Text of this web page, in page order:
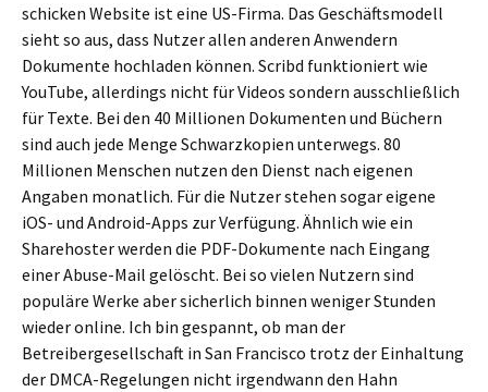
schicken Website ist eine US-Firma. Das Geschäftsmodell
sieht so aus, dass Nutzer allen anderen Anwendern
Dokumente hochladen können. Scribd funktioniert wie
YouTube, allerdings nicht für Videos sondern ausschließlich
für Texte. Bei den 40 Millionen Dokumenten und Büchern
sind auch jede Menge Schwarzkopien unterwegs. 80
Millionen Menschen nutzen den Dienst nach eigenen
Angaben monatlich. Für die Nutzer stehen sogar eigene
iOS- und Android-Apps zur Verfügung. Ähnlich wie ein
Sharehoster werden die PDF-Dokumente nach Eingang
einer Abuse-Mail gelöscht. Bei so vielen Nutzern sind
populäre Werke aber sicherlich binnen weniger Stunden
wieder online. Ich bin gespannt, ob man der
Betreibergesellschaft in San Francisco trotz der Einhaltung
der DMCA-Regelungen nicht irgendwann den Hahn